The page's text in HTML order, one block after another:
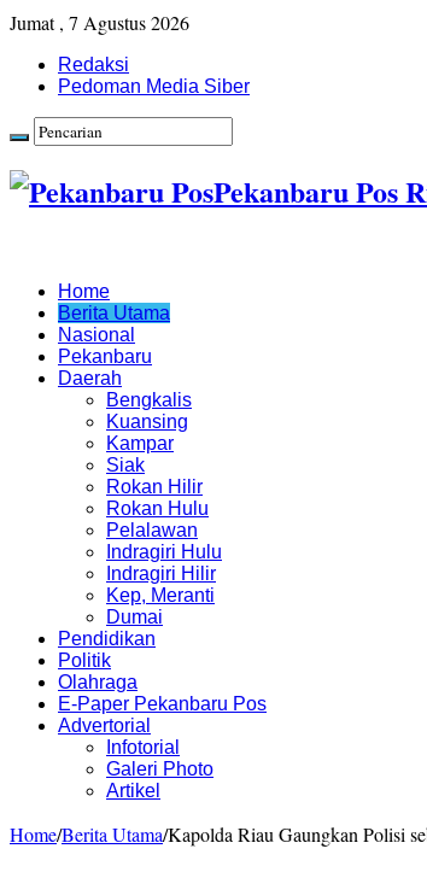
Jumat , 7 Agustus 2026
Redaksi
Pedoman Media Siber
Pekanbaru Pos
Home
Berita Utama
Nasional
Pekanbaru
Daerah
Bengkalis
Kuansing
Kampar
Siak
Rokan Hilir
Rokan Hulu
Pelalawan
Indragiri Hulu
Indragiri Hilir
Kep, Meranti
Dumai
Pendidikan
Politik
Olahraga
E-Paper Pekanbaru Pos
Advertorial
Infotorial
Galeri Photo
Artikel
Home/Berita Utama/Kapolda Riau Gaungkan Polisi